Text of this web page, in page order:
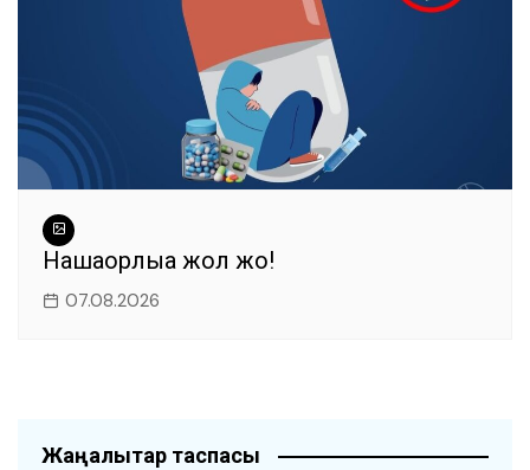
Нашақорлыққа жол жоқ!
07.08.2026
Жаңалықтар таспасы